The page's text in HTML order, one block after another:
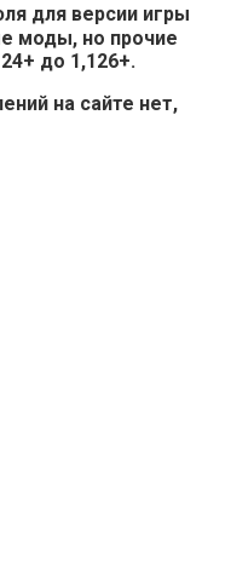
для версии игры
моды, но прочие
до 1,126+.
на сайте нет,